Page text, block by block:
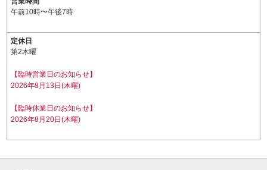
午前10時〜午後7時
定休日
第2木曜
【臨時営業日のお知らせ】
2026年8月13日(木曜)
【臨時休業日のお知らせ】
2026年8月20日(木曜)